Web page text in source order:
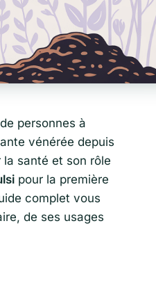
personnes à
vénérée depuis
santé et son rôle
pour la première
complet vous
de ses usages